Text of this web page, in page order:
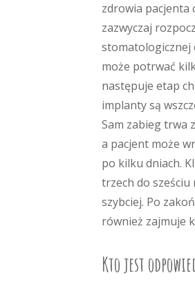
zdrowia pacjenta
zazwyczaj
stomatologicznej
może potrwać
następuje etap
implanty są
Sam zabieg trwa
a pacjent może
po kilku dniach.
trzech do
szybciej. Po
również zajmuje
Kto jest